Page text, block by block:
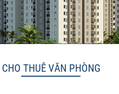
CHO THUÊ VĂN PHÒNG